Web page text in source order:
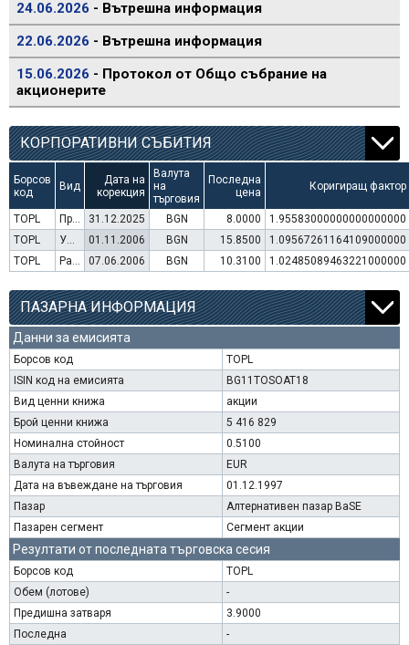
24.06.2026 - Вътрешна информация
22.06.2026 - Вътрешна информация
15.06.2026 - Протокол от Общо събрание на
акционерите
КОРПОРАТИВНИ СЪБИТИЯ
Борсов
код
Вид
Дата на
корекция
Валута
на
търговия
Последна
цена
Коригиращ фактор
TOPL Преминаване към търговия в Евро 31.12.2025 BGN 8.0000
1.95583000000000000000
TOPL
Увеличение на капитал (права) 01.11.2006 BGN 15.8500
1.09567261164109000000
TOPL
Раздаване на дивидент 07.06.2006 BGN 10.3100 1.02485089463221000000
ПАЗАРНА ИНФОРМАЦИЯ
Данни за емисията
Борсов код
TOPL
ISIN код на емисията
BG11TOSOAT18
Вид ценни книжа
акции
Брой ценни книжа
5 416 829
Номинална стойност
0.5100
Валута на търговия
EUR
Дата на въвеждане на търговия
01.12.1997
Пазар
Алтернативен пазар BaSE
Пазарен сегмент
Сегмент акции
Резултати от последната търговска сесия
Борсов код
TOPL
Обем (лотове)
-
Предишна затваря
3.9000
Последна
-